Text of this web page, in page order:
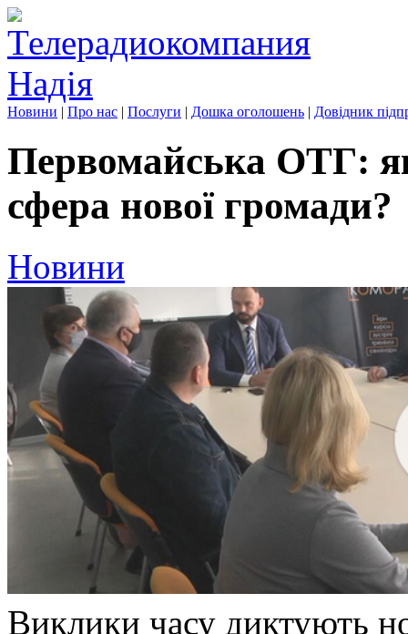
Новини | Про нас | Послуги | Дошка оголошень | Довідник
Первомайська ОТГ:
сфера нової громади?
Новини
Виклики часу диктують